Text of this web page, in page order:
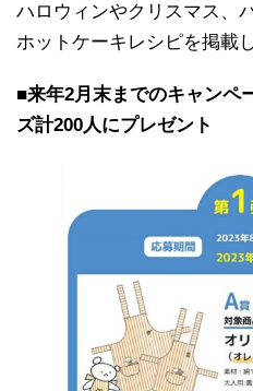
ハロウィンやクリスマス、
ホットケーキレシピを掲載
■来年2月末までのキャンペ
ズ計200人にプレゼント